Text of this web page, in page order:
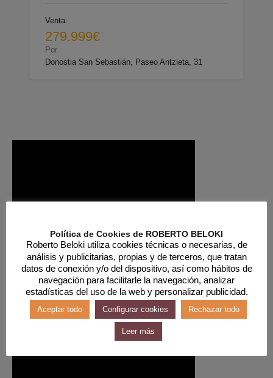
Venta
279.999€
Por
Donostia San Sebastián, Paseo Antzieta, 31
Casa en venta en Saint Jean de Luz, Pais Vasco Frances
FC1108
Política de Cookies de ROBERTO BELOKI
Roberto Beloki utiliza cookies técnicas o necesarias, de
análisis y publicitarias, propias y de terceros, que tratan
datos de conexión y/o del dispositivo, así como hábitos de
navegación para facilitarle la navegación, analizar
estadísticas del uso de la web y personalizar publicidad.
Aceptar todo Configurar cookies Rechazar todo
Leer más